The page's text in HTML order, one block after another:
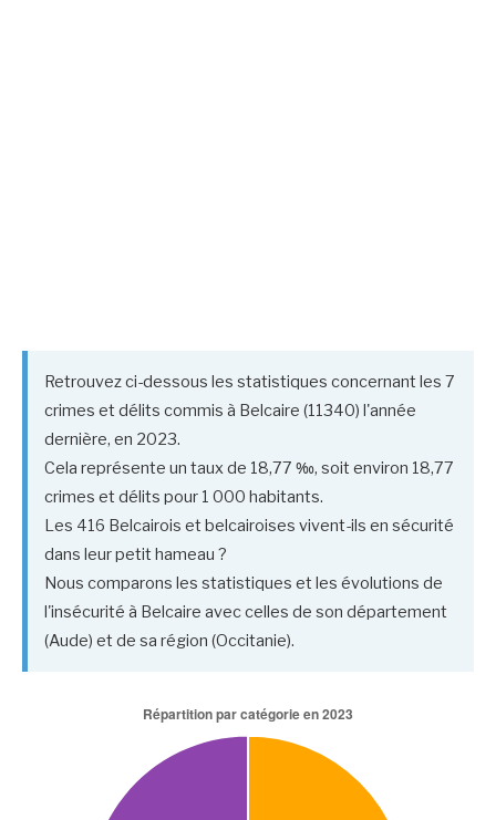
Retrouvez ci-dessous les statistiques concernant les 7
crimes et délits commis à Belcaire (11340) l'année
dernière, en 2023.
Cela représente un taux de 18,77 ‰, soit environ 18,77
crimes et délits pour 1 000 habitants.
Les 416 Belcairois et belcairoises vivent-ils en sécurité
dans leur petit hameau ?
Nous comparons les statistiques et les évolutions de
l'insécurité à Belcaire avec celles de son département
(Aude) et de sa région (Occitanie).